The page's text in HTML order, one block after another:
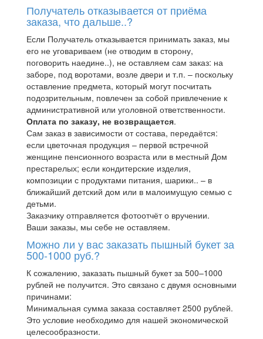
Получатель отказывается от приёма
заказа, что дальше..?
Если Получатель отказывается принимать заказ, мы
его не уговариваем (не отводим в сторону,
поговорить наедине..), не оставляем сам заказ: на
заборе, под воротами, возле двери и т.п. – поскольку
оставление предмета, который могут посчитать
подозрительным, повлечен за собой привлечение к
административной или уголовной ответственности.
Оплата по заказу, не возвращается.
Сам заказ в зависимости от состава, передаётся:
если цветочная продукция – первой встречной
женщине пенсионного возраста или в местный Дом
престарелых; если кондитерские изделия,
композиции с продуктами питания, шарики.. – в
ближайший детский дом или в малоимущую семью с
детьми.
Заказчику отправляется фотоотчёт о вручении.
Ваши заказы, мы себе не оставляем.
Можно ли у вас заказать пышный букет за
500-1000 руб.?
К сожалению, заказать пышный букет за 500–1000
рублей не получится. Это связано с двумя основными
причинами:
Минимальная сумма заказа составляет 2500 рублей.
Это условие необходимо для нашей экономической
целесообразности.